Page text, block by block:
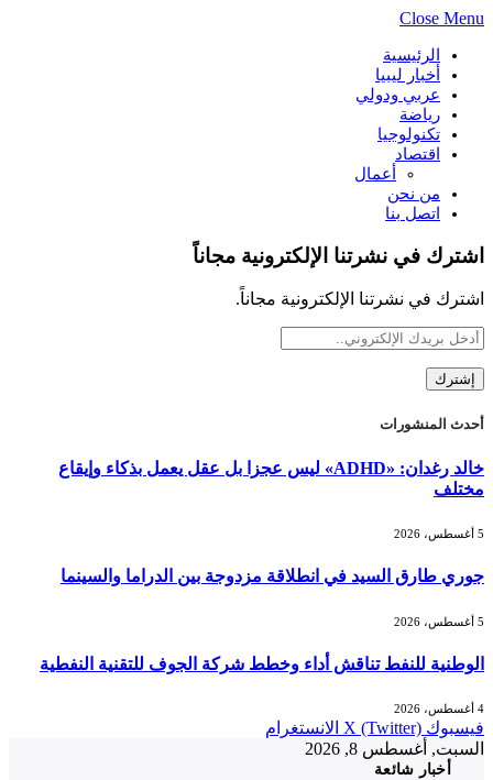
Close Menu
الرئيسية
أخبار ليبيا
عربي ودولي
رياضة
تكنولوجيا
اقتصاد
أعمال
من نحن
اتصل بنا
اشترك في نشرتنا الإلكترونية مجاناً
اشترك في نشرتنا الإلكترونية مجاناً.
أحدث المنشورات
خالد رغدان: «ADHD» ليس عجزا بل عقل يعمل بذكاء وإيقاع
مختلف
جوري طارق السيد في انطلاقة مزدوجة بين الدراما والسينما
الوطنية للنفط تناقش أداء وخطط شركة الجوف للتقنية النفطية
فيسبوك X (Twitter) الانستغرام
السبت, أغسطس 8, 2026
أخبار شائعة